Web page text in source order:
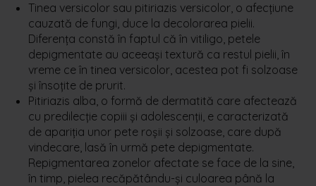
Tinea versicolor sau pitiriazis versicolor, o afecțiune
cauzată de fungi, duce la decolorarea pielii.
Diferența constă în faptul că în vitiligo, petele
depigmentate au aceeași textură ca restul pielii, în
vreme ce în tinea versicolor, acestea pot fi solzoase
și însoțite de prurit.
Pitiriazis alba, o formă de dermatită care afectează
cu predilecție copiii și adolescenții, e caracterizată
de apariția unor pete roșii și solzoase, care după
vindecare, lasă în urmă pete depigmentate.
Repigmentarea zonelor afectate se face de la sine,
în timp, pielea recăpătându-și culoarea până la